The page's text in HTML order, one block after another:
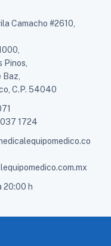
Camacho #2610,
Pinos,
Baz,
C.P. 54040
1724
20:00 h